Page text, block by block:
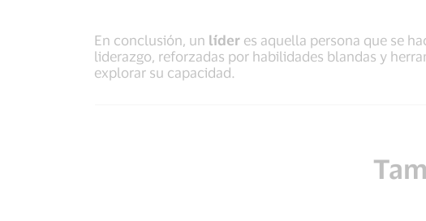
En conclusión, un líderes aquella persona que se
liderazgo, reforzadas por habilidades blandas y
explorar su capacidad.